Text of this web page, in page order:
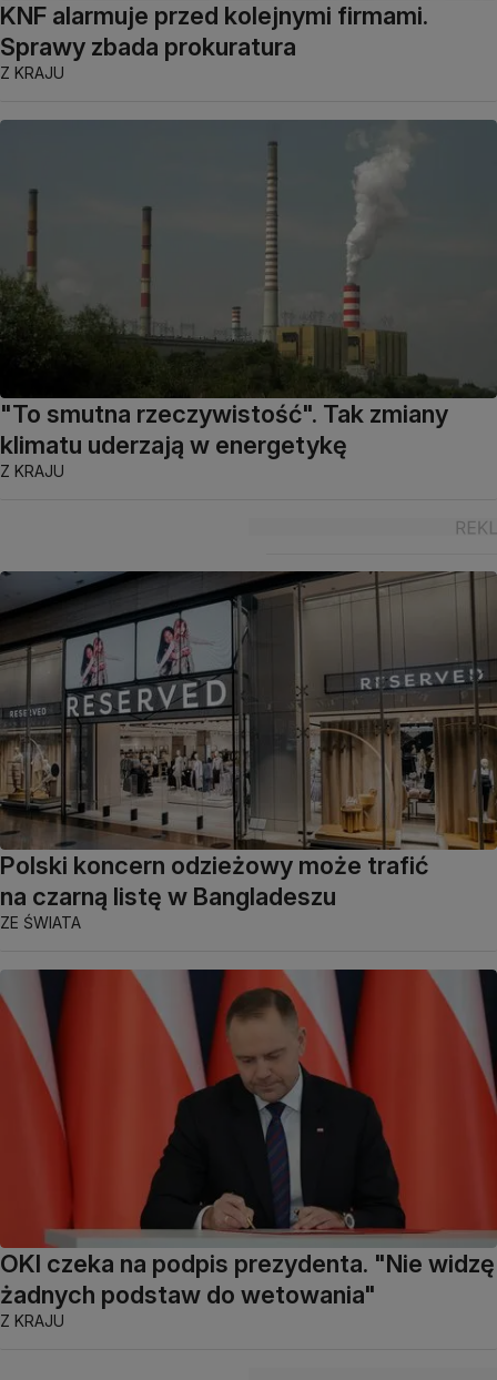
KNF alarmuje przed kolejnymi firmami.
Sprawy zbada prokuratura
Z KRAJU
"To smutna rzeczywistość". Tak zmiany
klimatu uderzają w energetykę
Z KRAJU
Polski koncern odzieżowy może trafić
na czarną listę w Bangladeszu
ZE ŚWIATA
OKI czeka na podpis prezydenta. "Nie widzę
żadnych podstaw do wetowania"
Z KRAJU